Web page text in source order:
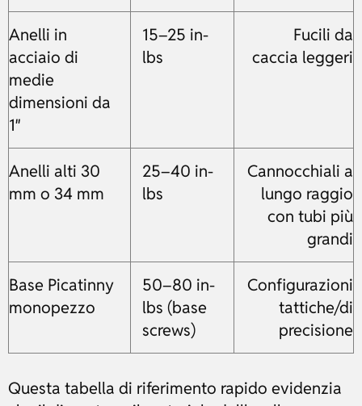
Anelli in
acciaio di
medie
dimensioni da
1″
15–25 in-
lbs
Fucili da
caccia leggeri
Anelli alti 30
mm o 34 mm
25–40 in-
lbs
Cannocchiali a
lungo raggio
con tubi più
grandi
Base Picatinny
monopezzo
50–80 in-
lbs (base
screws)
Configurazioni
tattiche/di
precisione
Questa tabella di riferimento rapido evidenzia